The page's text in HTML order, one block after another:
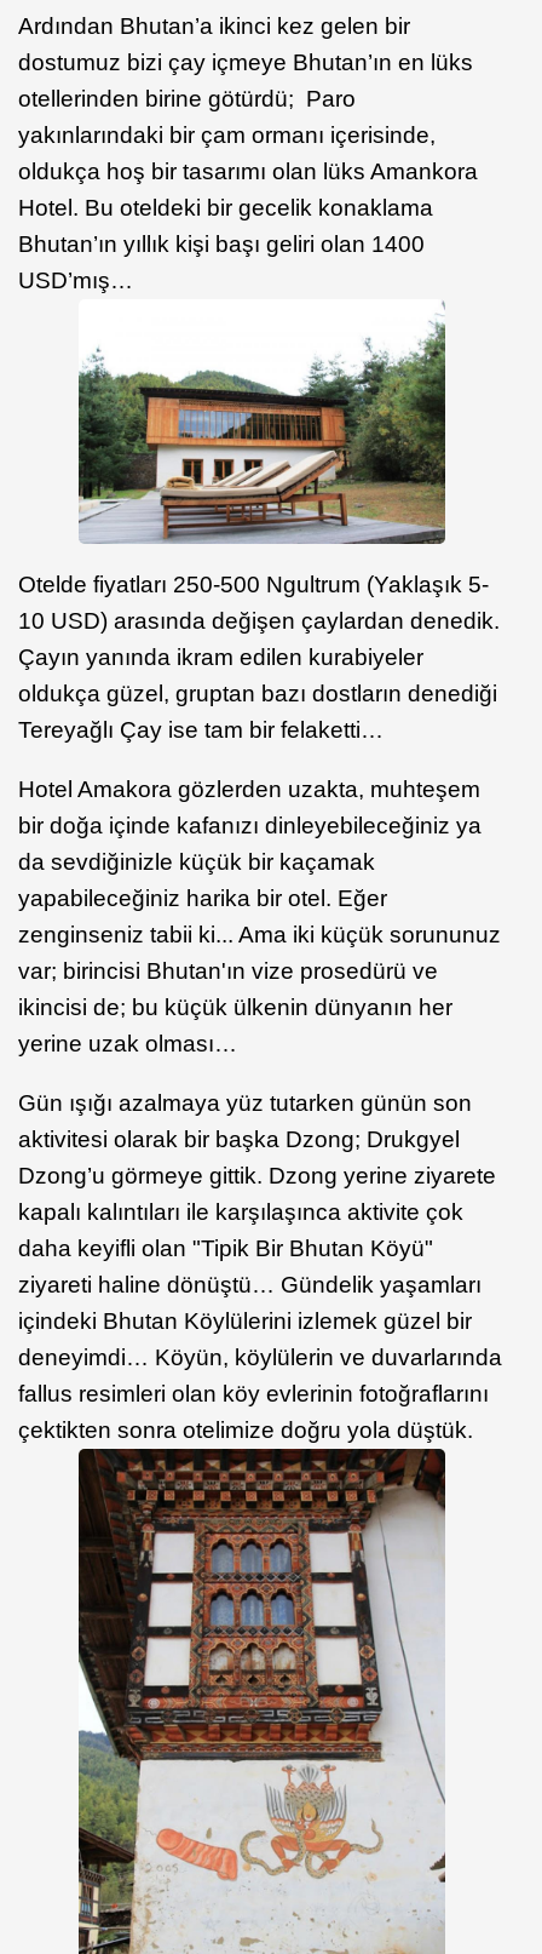
Ardından Bhutan’a ikinci kez gelen bir
dostumuz bizi çay içmeye Bhutan’ın en lüks
otellerinden birine götürdü; Paro
yakınlarındaki bir çam ormanı içerisinde,
oldukça hoş bir tasarımı olan lüks Amankora
Hotel. Bu oteldeki bir gecelik konaklama
Bhutan’ın yıllık kişi başı geliri olan 1400
USD’mış…
Otelde fiyatları 250-500 Ngultrum (Yaklaşık 5-
10 USD) arasında değişen çaylardan denedik.
Çayın yanında ikram edilen kurabiyeler
oldukça güzel, gruptan bazı dostların denediği
Tereyağlı Çay ise tam bir felaketti…
Hotel Amakora gözlerden uzakta, muhteşem
bir doğa içinde kafanızı dinleyebileceğiniz ya
da sevdiğinizle küçük bir kaçamak
yapabileceğiniz harika bir otel. Eğer
zenginseniz tabii ki... Ama iki küçük sorununuz
var; birincisi Bhutan'ın vize prosedürü ve
ikincisi de; bu küçük ülkenin dünyanın her
yerine uzak olması…
Gün ışığı azalmaya yüz tutarken günün son
aktivitesi olarak bir başka Dzong; Drukgyel
Dzong’u görmeye gittik. Dzong yerine ziyarete
kapalı kalıntıları ile karşılaşınca aktivite çok
daha keyifli olan "Tipik Bir Bhutan Köyü"
ziyareti haline dönüştü… Gündelik yaşamları
içindeki Bhutan Köylülerini izlemek güzel bir
deneyimdi… Köyün, köylülerin ve duvarlarında
fallus resimleri olan köy evlerinin fotoğraflarını
çektikten sonra otelimize doğru yola düştük.